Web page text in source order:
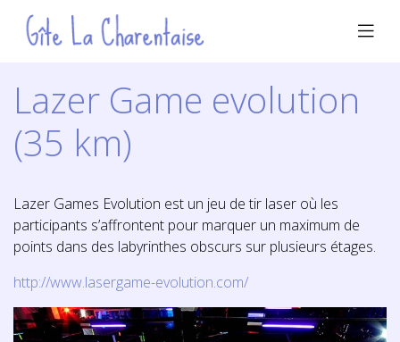
Lazer Game evolution
(35 km)
Lazer Games Evolution est un jeu de tir laser où les
participants s’affrontent pour marquer un maximum de
points dans des labyrinthes obscurs sur plusieurs étages.
http://www.lasergame-evolution.com/